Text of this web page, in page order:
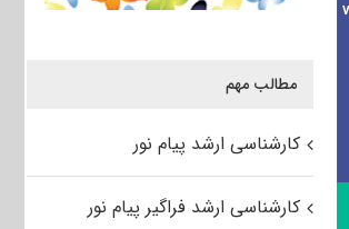
مطالب مهم
کارشناسی ارشد پیام نور
کارشناسی ارشد فراگیر پیام نور